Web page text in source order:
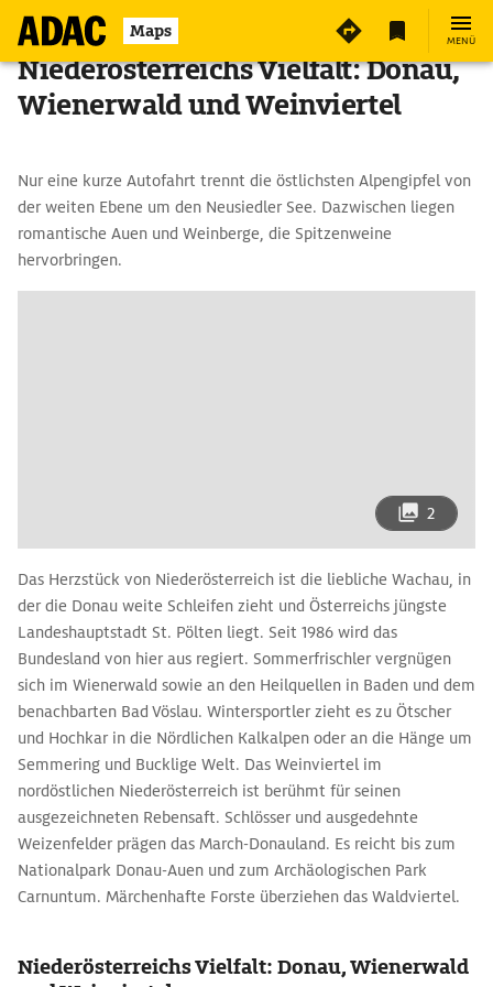
Maps MENÜ
Niederösterreichs Vielfalt: Donau,
Wienerwald und Weinviertel
Nur eine kurze Autofahrt trennt die östlichsten Alpengipfel von
der weiten Ebene um den Neusiedler See. Dazwischen liegen
romantische Auen und Weinberge, die Spitzenweine
hervorbringen.
2
Das Herzstück von Niederösterreich ist die liebliche Wa­chau, in
der die Donau weite Schleifen zieht und Öster­reichs jüngste
Landeshauptstadt St. Pölten liegt. Seit 1986 wird das
Bundesland von hier aus regiert. Sommerfrischler vergnügen
sich im Wienerwald sowie an den Heilquellen in Baden und dem
benachbarten Bad Vöslau. Wintersportler zieht es zu ­Ötscher
und Hochkar in die Nördlichen Kalkalpen oder an die Hänge um
Semmering und Bucklige Welt. Das Weinviertel im
nordöstlichen Niederösterreich ist berühmt für seinen
ausgezeichneten Rebensaft. Schlösser und ausgedehnte
Weizenfelder prägen das March-Donauland. Es reicht bis zum
Nationalpark Donau-Auen und zum Archäologischen Park
Carnuntum. Märchenhafte Fors­te überziehen das Waldviertel.
Niederösterreichs Vielfalt: Donau, Wienerwald